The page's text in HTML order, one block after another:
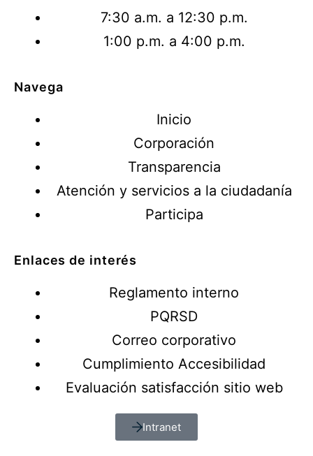
7:30 a.m. a 12:30 p.m.
1:00 p.m. a 4:00 p.m.
Navega
Inicio
Corporación
Transparencia
Atención y servicios a la ciudadanía
Participa
Enlaces de interés
Reglamento interno
PQRSD
Correo corporativo
Cumplimiento Accesibilidad
Evaluación satisfacción sitio web
Intranet